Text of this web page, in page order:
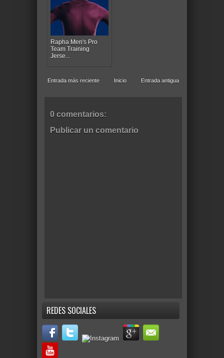
Rapha Men's Pro
Team Training
Jerse...
Entrada más reciente Entrada antigua
Inicio
0 comentarios:
Publicar un comentario
REDES SOCIALES